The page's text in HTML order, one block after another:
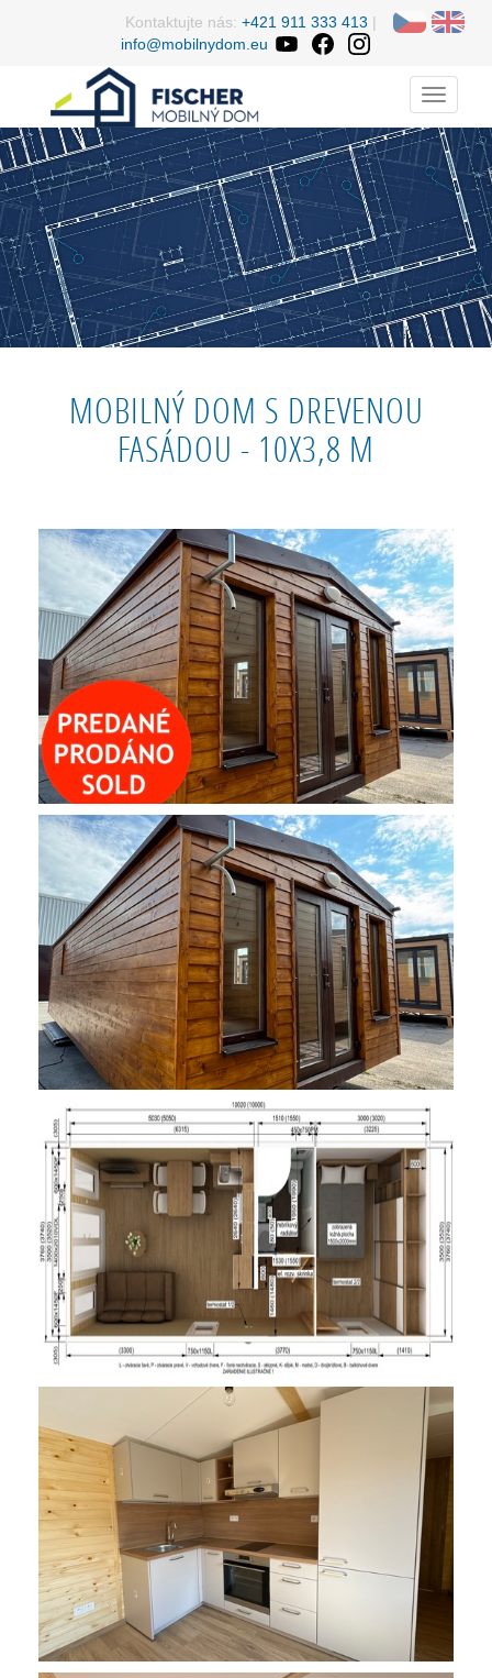
Kontaktujte nás: +421 911 333 413 |
info@mobilnydom.eu
Menu
MOBILNÝ DOM S DREVENOU
FASÁDOU - 10X3,8 M